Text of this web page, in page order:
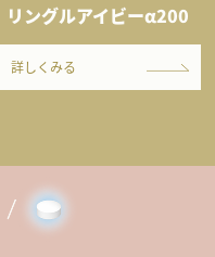
リングルアイビーα200
詳しくみる